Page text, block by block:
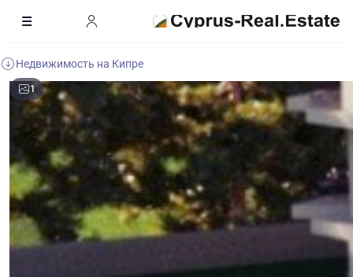
Недвижимость на Кипре
1